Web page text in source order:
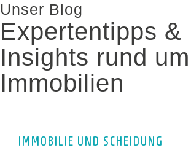
Unser Blog
Expertentipps &
Insights rund um
Immobilien
IMMOBILIE UND SCHEIDUNG